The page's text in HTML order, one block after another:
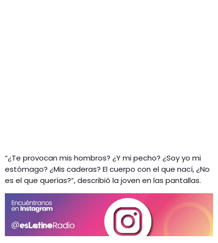
“¿Te provocan mis hombros? ¿Y mi pecho? ¿Soy yo mi
estómago? ¿Mis caderas? El cuerpo con el que nací, ¿No
es el que querías?”, describió la joven en las pantallas.